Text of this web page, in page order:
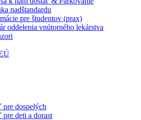
nadštandardu
pre študentov (prax)
oddelenia vnútorného lekárstva
pre dospelých
deti a dorast